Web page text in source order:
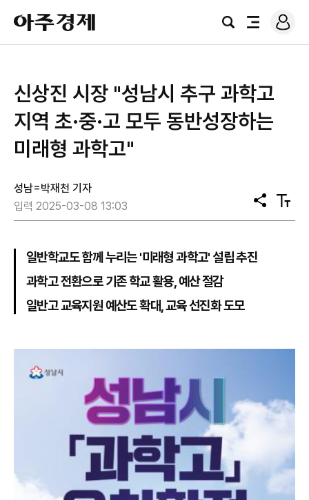
아
주
경
검
전
로
그
신상진 시장 "성남시 추구 과학고
지역 초·중·고 모두 동반성장하는
미래형 과학고"
성남=박재천 기자
입력 2025-03-08 13:03
공
유
텍
스
일반학교도 함께 누리는 '미래형 과학고' 설립 추진
과학고 전환으로 기존 학교 활용, 예산 절감
일반고 교육지원 예산도 확대, 교육 선진화 도모